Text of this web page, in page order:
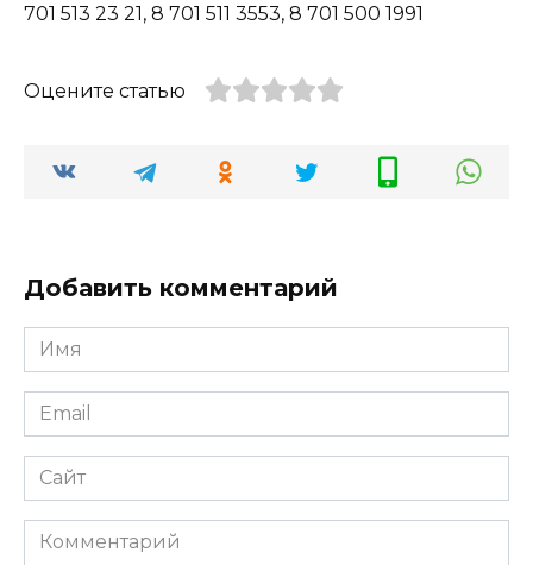
701 513 23 21, 8 701 511 3553, 8 701 500 1991
Оцените статью
Добавить комментарий
Имя
*
Email
*
Сайт
Комментарий